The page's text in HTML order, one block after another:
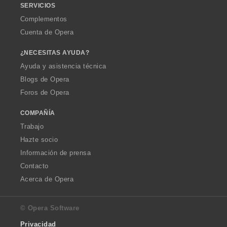
SERVICIOS
Complementos
Cuenta de Opera
¿NECESITAS AYUDA?
Ayuda y asistencia técnica
Blogs de Opera
Foros de Opera
COMPAÑÍA
Trabajo
Hazte socio
Información de prensa
Contacto
Acerca de Opera
© Opera Software
Privacidad